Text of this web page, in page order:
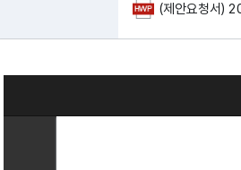
(제안요청서)